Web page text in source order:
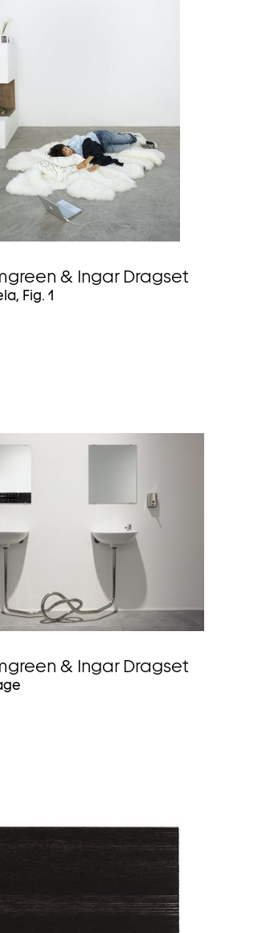
& Ingar Dragset
Fig. 1
& Ingar Dragset